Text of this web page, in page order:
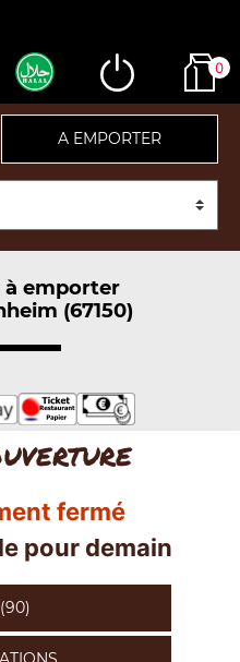
0
A EMPORTER
à emporter
(67150)
fermé
pour demain